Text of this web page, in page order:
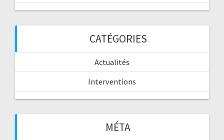
CATÉGORIES
Actualités
Interventions
MÉTA